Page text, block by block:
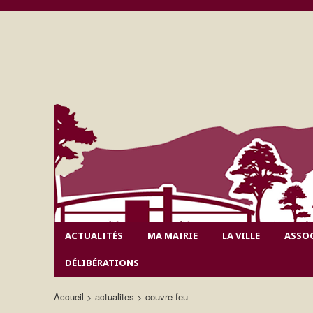
ACTUALITÉS MA MAIRIE LA VILLE
DÉLIBÉRATIONS
Accueil actualites couvre feu